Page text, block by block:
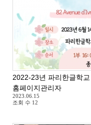
2022-23년 파리한글학교
홈페이지관리자
2023.06.15
조회 수 12